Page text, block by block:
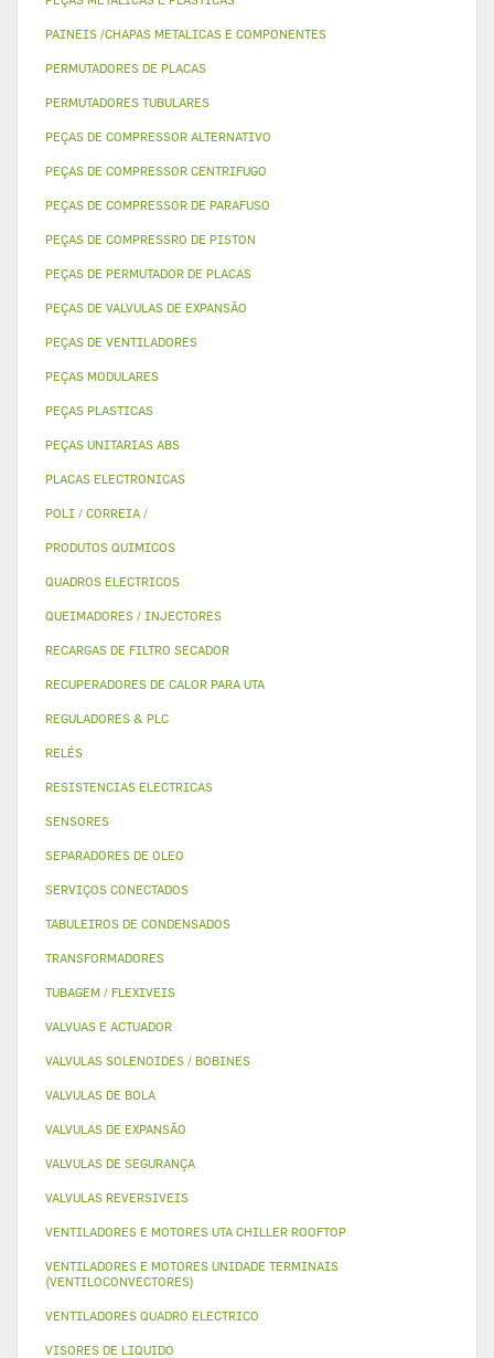
PAINEIS /CHAPAS METALICAS E COMPONENTES
PERMUTADORES DE PLACAS
PERMUTADORES TUBULARES
PEÇAS DE COMPRESSOR ALTERNATIVO
PEÇAS DE COMPRESSOR CENTRIFUGO
PEÇAS DE COMPRESSOR DE PARAFUSO
PEÇAS DE COMPRESSRO DE PISTON
PEÇAS DE PERMUTADOR DE PLACAS
PEÇAS DE VALVULAS DE EXPANSÃO
PEÇAS DE VENTILADORES
PEÇAS MODULARES
PEÇAS PLASTICAS
PEÇAS UNITARIAS ABS
PLACAS ELECTRONICAS
POLI / CORREIA /
PRODUTOS QUIMICOS
QUADROS ELECTRICOS
QUEIMADORES / INJECTORES
RECARGAS DE FILTRO SECADOR
RECUPERADORES DE CALOR PARA UTA
REGULADORES & PLC
RELÉS
RESISTENCIAS ELECTRICAS
SENSORES
SEPARADORES DE OLEO
SERVIÇOS CONECTADOS
TABULEIROS DE CONDENSADOS
TRANSFORMADORES
TUBAGEM / FLEXIVEIS
VALVUAS E ACTUADOR
VALVULAS SOLENOIDES / BOBINES
VALVULAS DE BOLA
VALVULAS DE EXPANSÃO
VALVULAS DE SEGURANÇA
VALVULAS REVERSIVEIS
VENTILADORES E MOTORES UTA CHILLER ROOFTOP
VENTILADORES E MOTORES UNIDADE TERMINAIS
(VENTILOCONVECTORES)
VENTILADORES QUADRO ELECTRICO
VISORES DE LIQUIDO